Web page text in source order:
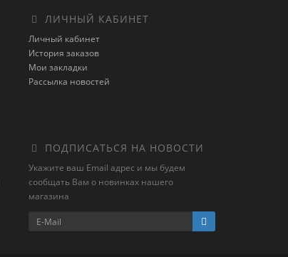
ЛИЧНЫЙ КАБИНЕТ
Личный кабинет
История заказов
Мои закладки
Рассылка новостей
ПОДПИСАТЬСЯ НА НОВОСТИ
Укажите ваш Email адрес и мы будем
сообщать Вам о новинках нашего
магазина